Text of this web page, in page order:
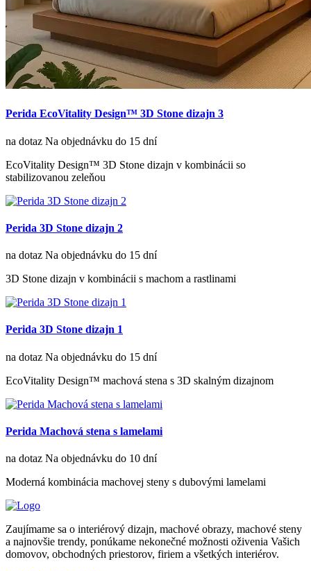
Perida EcoVitality Design™ 3D Stone dizajn 3
na dotaz Na objednávku do 15 dní
EcoVitality Design™ 3D Stone dizajn v kombinácii so
stabilizovanou zeleňou
Perida 3D Stone dizajn 2
na dotaz Na objednávku do 15 dní
3D Stone dizajn v kombinácii s machom a rastlinami
Perida 3D Stone dizajn 1
na dotaz Na objednávku do 15 dní
EcoVitality Design™ machová stena s 3D skalným dizajnom
Perida Machová stena s lamelami
na dotaz Na objednávku do 10 dní
Moderná kombinácia machovej steny s dubovými lamelami
Zaujímame sa o interiérový dizajn, machové obrazy, machové steny
a najnovšie trendy, ponúkame nekonečné možnosti oživenia Vašich
domovov, obchodných priestorov, firiem a všetkých interiérov.